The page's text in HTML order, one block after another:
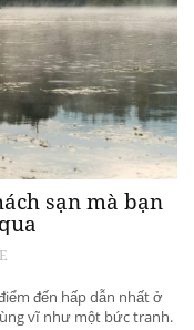
sạn mà bạn
đến hấp dẫn nhất ở
vĩ như một bức tranh.